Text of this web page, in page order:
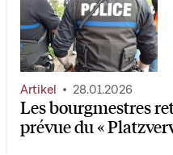
Les bourgmestres
prévue du «
Artikel 28.01.2026